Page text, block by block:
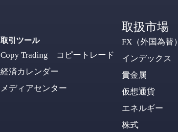
取引ツール
Copy Trading コピートレード
経済カレンダー
メディアセンター
取扱市場
FX（外国為替）
インデックス
貴金属
仮想通貨
エネルギー
株式